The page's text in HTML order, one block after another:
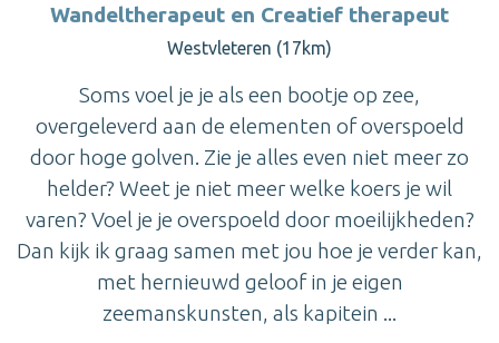
Wandeltherapeut en Creatief therapeut
Westvleteren (17km)
Soms voel je je als een bootje op zee,
overgeleverd aan de elementen of overspoeld
door hoge golven. Zie je alles even niet meer zo
helder? Weet je niet meer welke koers je wil
varen? Voel je je overspoeld door moeilijkheden?
Dan kijk ik graag samen met jou hoe je verder kan,
met hernieuwd geloof in je eigen
zeemanskunsten, als kapitein ...